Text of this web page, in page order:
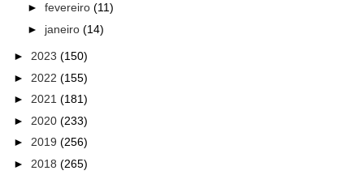
► fevereiro (11)
► janeiro (14)
► 2023 (150)
► 2022 (155)
► 2021 (181)
► 2020 (233)
► 2019 (256)
► 2018 (265)